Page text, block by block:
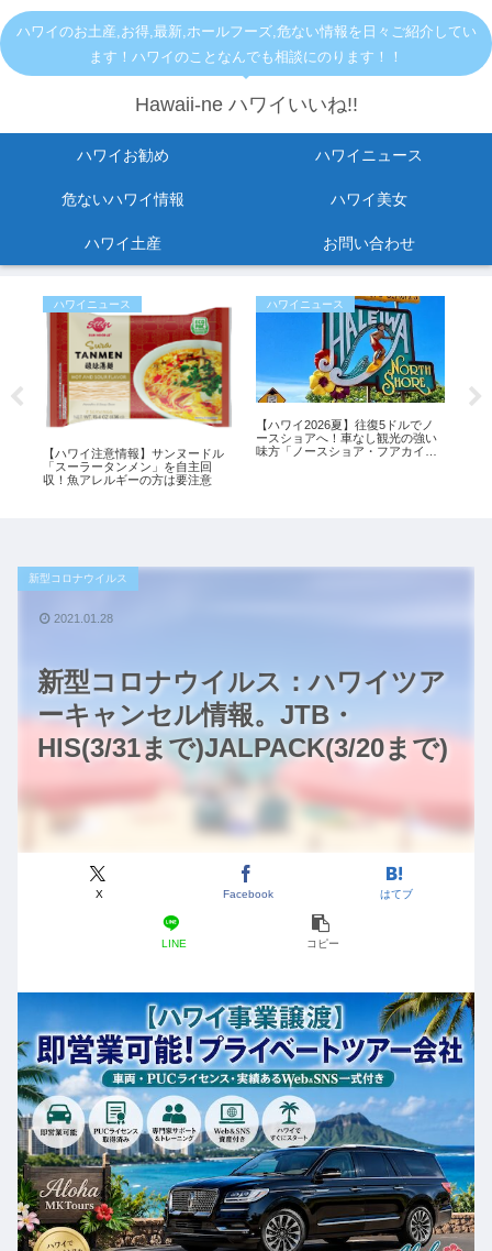
ハワイのお土産,お得,最新,ホールフーズ,危ない情報を日々ご紹介してい
ます！ハワイのことなんでも相談にのります！！
Hawaii-ne ハワイいいね!!
ハワイお勧め ハワイニュース
危ないハワイ情報 ハワイ美女
ハワイ土産 お問い合わせ
ハワイニュース
【ハワイ注意情報】サンヌードル
「スーラータンメン」を自主回
収！魚アレルギーの方は要注意
ハワイニュース
【ハワイ2026夏】往復5ドルでノ
ースショアへ！車なし観光の強い
味方「ノースショア・フアカイ」
新型コロナウイルス：ハワイツア
ーキャンセル情報。JTB・
HIS(3/31まで)JALPACK(3/20まで)
新型コロナウイルス
X Facebook はてブ
LINE コピー
2021.01.28